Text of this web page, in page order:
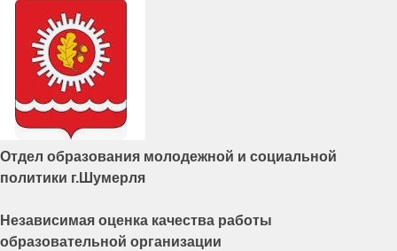
Отдел образования молодежной и социальной
политики г.Шумерля
Независимая оценка качества работы
образовательной организации